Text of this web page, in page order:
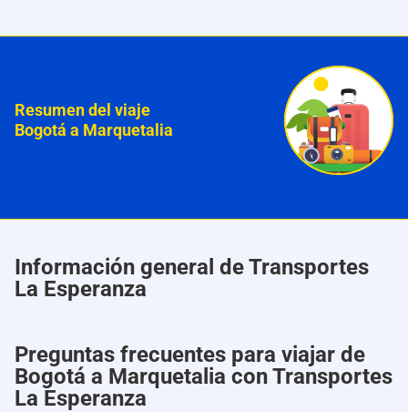
Resumen del viaje
Bogotá a Marquetalia
Información general de Transportes
La Esperanza
Preguntas frecuentes para viajar de
Bogotá a Marquetalia con Transportes
La Esperanza